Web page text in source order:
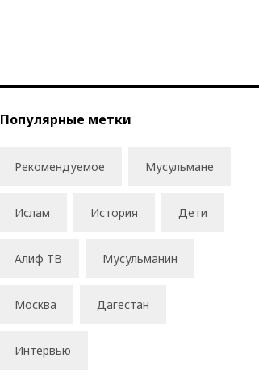
Популярные метки
Рекомендуемое Мусульмане
Ислам История Дети
Алиф ТВ Мусульманин
Москва Дагестан
Интервью